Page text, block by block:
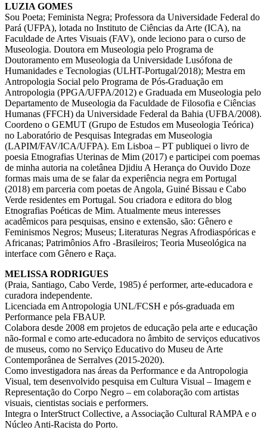
LUZIA GOMES
Sou Poeta; Feminista Negra; Professora da Universidade Federal do
Pará (UFPA), lotada no Instituto de Ciências da Arte (ICA), na
Faculdade de Artes Visuais (FAV), onde leciono para o curso de
Museologia. Doutora em Museologia pelo Programa de
Doutoramento em Museologia da Universidade Lusófona de
Humanidades e Tecnologias (ULHT-Portugal/2018); Mestra em
Antropologia Social pelo Programa de Pós-Graduação em
Antropologia (PPGA/UFPA/2012) e Graduada em Museologia pelo
Departamento de Museologia da Faculdade de Filosofia e Ciências
Humanas (FFCH) da Universidade Federal da Bahia (UFBA/2008).
Coordeno o GEMUT (Grupo de Estudos em Museologia Teórica)
no Laboratório de Pesquisas Integradas em Museologia
(LAPIM/FAV/ICA/UFPA). Em Lisboa – PT publiquei o livro de
poesia Etnografias Uterinas de Mim (2017) e participei com poemas
de minha autoria na coletânea Djidiu A Herança do Ouvido Doze
formas mais uma de se falar da experiência negra em Portugal
(2018) em parceria com poetas de Angola, Guiné Bissau e Cabo
Verde residentes em Portugal. Sou criadora e editora do blog
Etnografias Poéticas de Mim. Atualmente meus interesses
acadêmicos para pesquisas, ensino e extensão, são: Gênero e
Feminismos Negros; Museus; Literaturas Negras Afrodiaspóricas e
Africanas; Patrimônios Afro -Brasileiros; Teoria Museológica na
interface com Gênero e Raça.
MELISSA RODRIGUES
(Praia, Santiago, Cabo Verde, 1985) é performer, arte-educadora e
curadora independente.
Licenciada em Antropologia UNL/FCSH e pós-graduada em
Performance pela FBAUP.
Colabora desde 2008 em projetos de educação pela arte e educação
não-formal e como arte-educadora no âmbito de serviços educativos
de museus, como no Serviço Educativo do Museu de Arte
Contemporânea de Serralves (2015-2020).
Como investigadora nas áreas da Performance e da Antropologia
Visual, tem desenvolvido pesquisa em Cultura Visual – Imagem e
Representação do Corpo Negro – em colaboração com artistas
visuais, cientistas sociais e performers.
Integra o InterStruct Collective, a Associação Cultural RAMPA e o
Núcleo Anti-Racista do Porto.